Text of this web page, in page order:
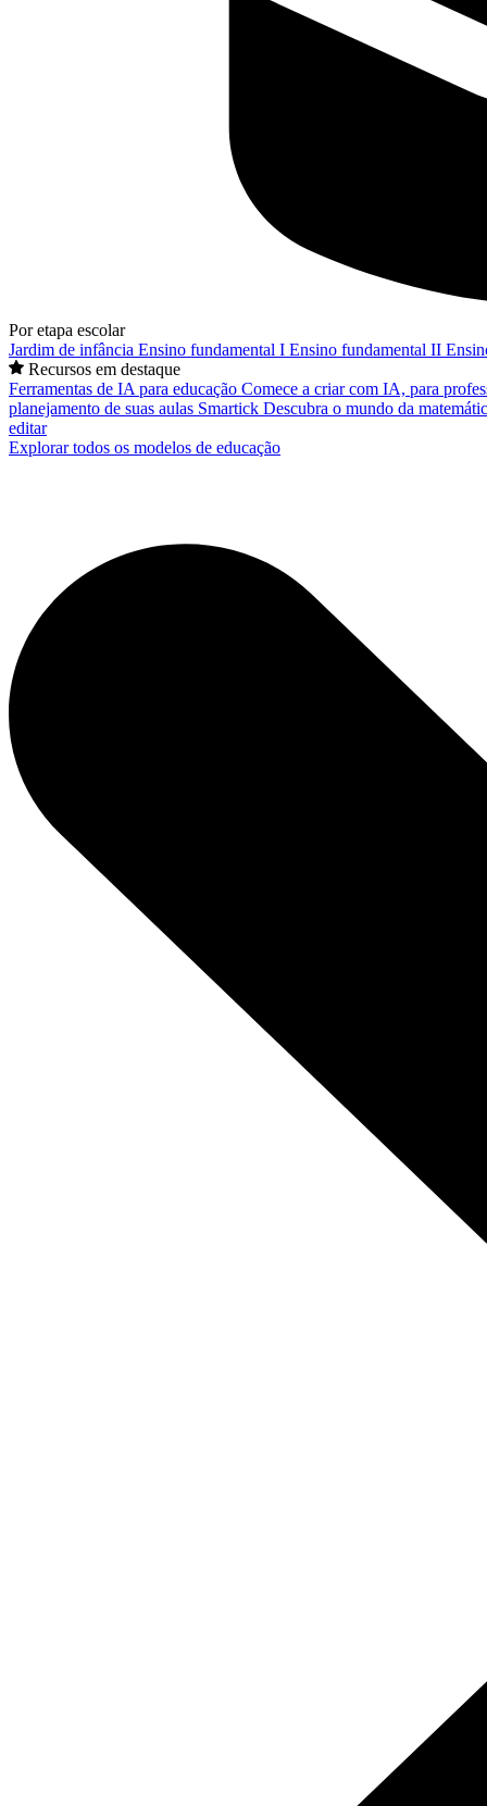
Por etapa escolar
Jardim de infância Ensino fundamental I Ensino fundamental II
Recursos em destaque
Ferramentas de IA para educação Comece a criar com IA, para
planejamento de suas aulas Smartick Descubra o mundo da
editar
Explorar todos os modelos de educação